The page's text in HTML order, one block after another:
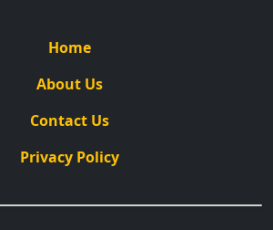
Home
About Us
Contact Us
Privacy Policy